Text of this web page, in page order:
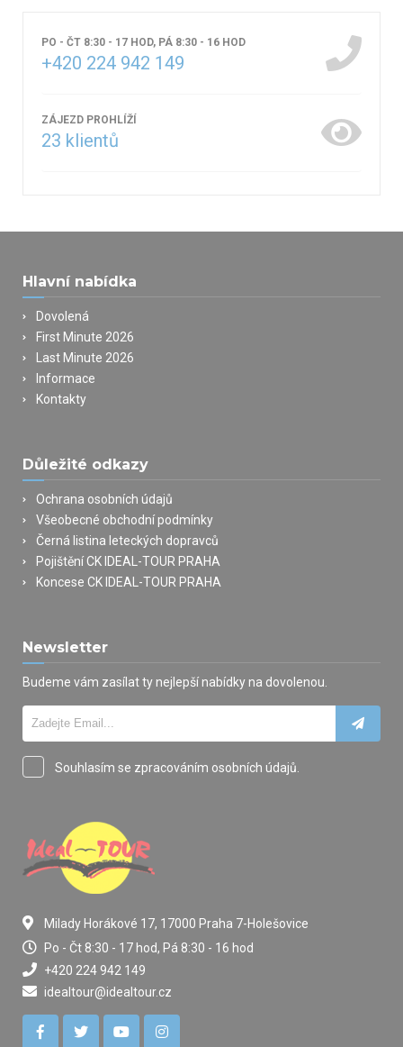
PO - ČT 8:30 - 17 HOD, PÁ 8:30 - 16 HOD
+420 224 942 149
ZÁJEZD PROHLÍŽÍ
23 klientů
Hlavní nabídka
Dovolená
First Minute 2026
Last Minute 2026
Informace
Kontakty
Důležité odkazy
Ochrana osobních údajů
Všeobecné obchodní podmínky
Černá listina leteckých dopravců
Pojištění CK IDEAL-TOUR PRAHA
Koncese CK IDEAL-TOUR PRAHA
Newsletter
Budeme vám zasílat ty nejlepší nabídky na dovolenou.
Souhlasím se zpracováním osobních údajů.
Milady Horákové 17, 17000 Praha 7-Holešovice
Po - Čt 8:30 - 17 hod, Pá 8:30 - 16 hod
+420 224 942 149
idealtour@idealtour.cz